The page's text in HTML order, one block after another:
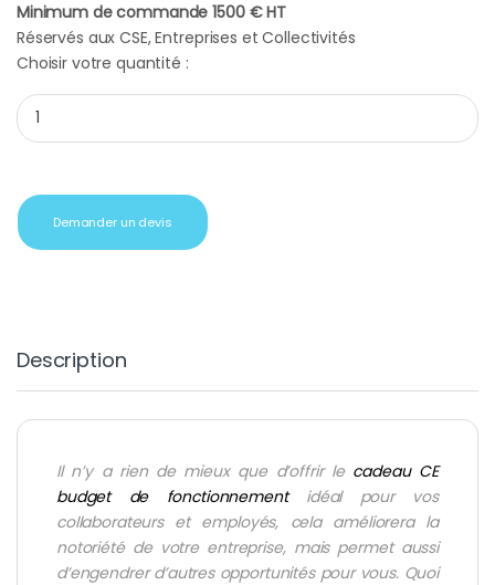
Minimum de commande 1500 € HT
Réservés aux CSE, Entreprises et Collectivités
Choisir votre quantité :
Bouilloire Philips noire quantity
Demander un devis
Description
Il n’y a rien de mieux que d’offrir le cadeau CE
budget de fonctionnementidéal pour vos
collaborateurs et employés, cela améliorera la
notoriété de votre entreprise, mais permet aussi
d’engendrer d’autres opportunités pour vous. Quoi